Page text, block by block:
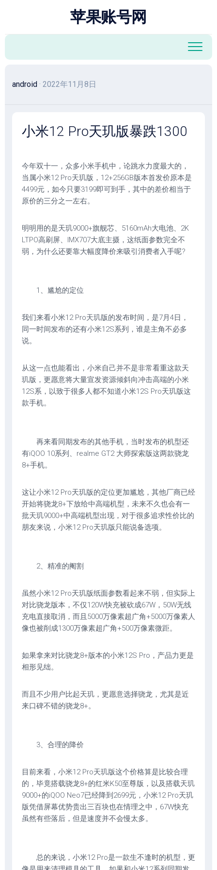
容
苹果账号网
android · 2022年11月8日
小米12 Pro天玑版暴跌1300
今年双十一，众多小米手机中，论跳水力度最大的，
当属小米12 Pro天玑版，12+256GB版本首发价原本是
4499元，如今只要3199即可到手，其中的差价相当于
原价的三分之一左右。
明明用的是天玑9000+旗舰芯、5160mAh大电池、2K
LTPO高刷屏、IMX707大底主摄，这纸面参数完全不
弱，为什么还要靠大幅度降价来吸引消费者入手呢?
1、尴尬的定位
我们来看小米12 Pro天玑版的发布时间，是7月4日，
同一时间发布的还有小米12S系列，谁是主角不必多
说。
从这一点也能看出，小米自己并不是非常看重这款天
玑版，更愿意将大量宣发资源倾斜向冲击高端的小米
12S系，以致于很多人都不知道小米12S Pro天玑版这
款手机。
再来看同期发布的其他手机，当时发布的机型还
有iQOO 10系列、realme GT2 大师探索版这两款骁龙
8+手机。
这让小米12 Pro天玑版的定位更加尴尬，其他厂商已经
开始将骁龙8+下放给中高端机型，未来不久也会有一
批天玑9000+中高端机型出现，对于很多追求性价比的
朋友来说，小米12 Pro天玑版只能说备选项。
2、精准的阉割
虽然小米12 Pro天玑版纸面参数看起来不弱，但实际上
对比骁龙版本，不仅120W快充被砍成67W，50W无线
充电直接取消，而且5000万像素超广角+5000万像素人
像也被削成1300万像素超广角+500万像素微距。
如果拿来对比骁龙8+版本的小米12S Pro，产品力更是
相形见绌。
而且不少用户比起天玑，更愿意选择骁龙，尤其是近
来口碑不错的骁龙8+。
3、合理的降价
目前来看，小米12 Pro天玑版这个价格算是比较合理
的，毕竟搭载骁龙8+的红米K50至尊版，以及搭载天玑
9000+的iQOO Neo7已经降到2699元，小米12 Pro天玑
版凭借屏幕优势贵出三百块也在情理之中，67W快充
虽然有些落后，但是速度并不会慢太多。
总的来说，小米12 Pro是一款生不逢时的机型，更